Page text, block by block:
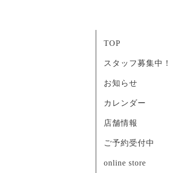
TOP
スタッフ募集中！
お知らせ
カレンダー
店舗情報
ご予約受付中
online store